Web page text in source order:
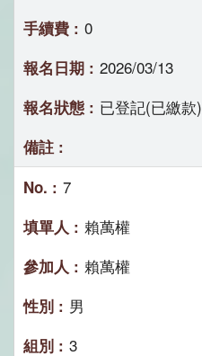
0
2026/03/13
已登記(已繳款)
7
賴萬權
賴萬權
男
3